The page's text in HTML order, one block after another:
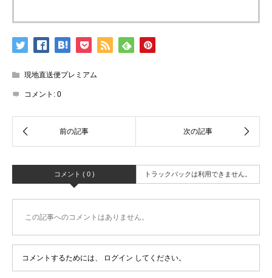
現地直送便プレミアム
コメント: 0
コメント ( 0 ) トラックバックは利用できません。
この記事へのコメントはありません。
コメントするためには、 ログイン してください。